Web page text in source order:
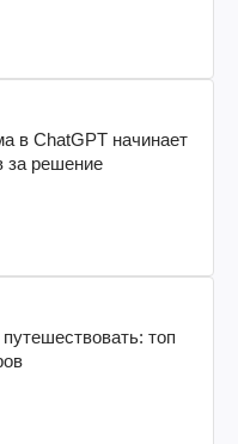
в ChatGPT начинает
за решение
топ